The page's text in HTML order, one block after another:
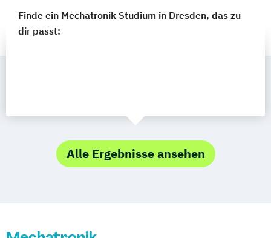
Finde ein Mechatronik Studium in Dresden, das zu
dir passt:
Alle Ergebnisse ansehen